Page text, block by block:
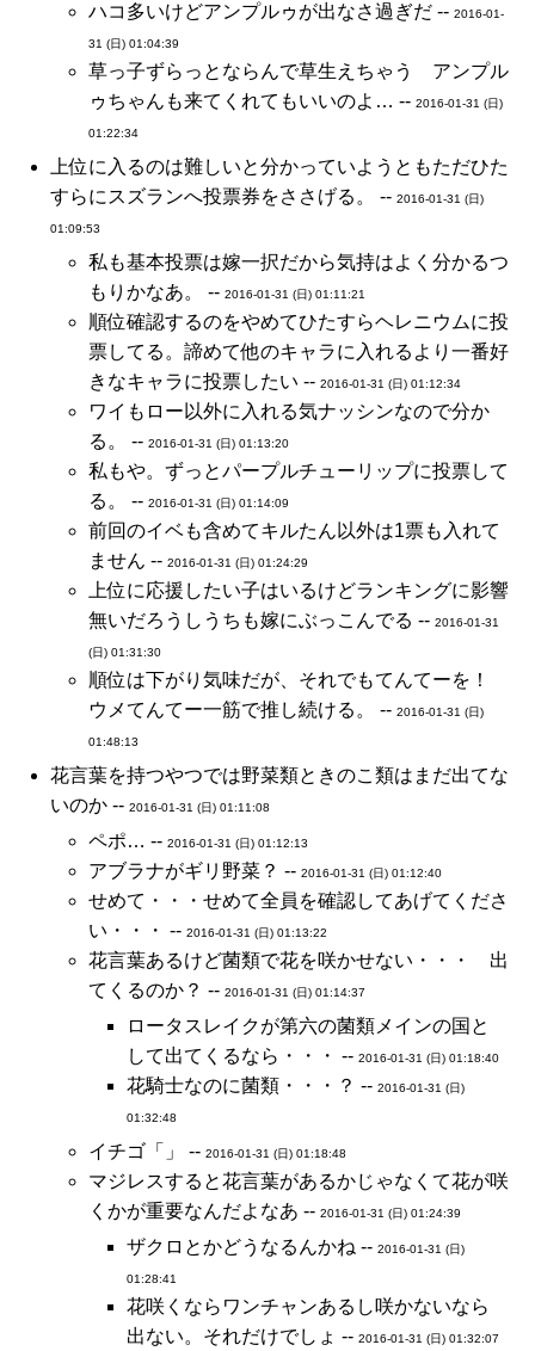
ハコ多いけどアンプルゥが出なさ過ぎだ -- 2016-01-
31 (日) 01:04:39
草っ子ずらっとならんで草生えちゃう アンプル
ゥちゃんも来てくれてもいいのよ… -- 2016-01-31 (日)
01:22:34
上位に入るのは難しいと分かっていようともただひた
すらにスズランへ投票券をささげる。 -- 2016-01-31 (日)
01:09:53
私も基本投票は嫁一択だから気持はよく分かるつ
もりかなあ。 -- 2016-01-31 (日) 01:11:21
順位確認するのをやめてひたすらヘレニウムに投
票してる。諦めて他のキャラに入れるより一番好
きなキャラに投票したい -- 2016-01-31 (日) 01:12:34
ワイもロー以外に入れる気ナッシンなので分か
る。 -- 2016-01-31 (日) 01:13:20
私もや。ずっとパープルチューリップに投票して
る。 -- 2016-01-31 (日) 01:14:09
前回のイベも含めてキルたん以外は1票も入れて
ません -- 2016-01-31 (日) 01:24:29
上位に応援したい子はいるけどランキングに影響
無いだろうしうちも嫁にぶっこんでる -- 2016-01-31
(日) 01:31:30
順位は下がり気味だが、それでもてんてーを！
ウメてんてー一筋で推し続ける。 -- 2016-01-31 (日)
01:48:13
花言葉を持つやつでは野菜類ときのこ類はまだ出てな
いのか -- 2016-01-31 (日) 01:11:08
ペポ… -- 2016-01-31 (日) 01:12:13
アブラナがギリ野菜？ -- 2016-01-31 (日) 01:12:40
せめて・・・せめて全員を確認してあげてくださ
い・・・ -- 2016-01-31 (日) 01:13:22
花言葉あるけど菌類で花を咲かせない・・・ 出
てくるのか？ -- 2016-01-31 (日) 01:14:37
ロータスレイクが第六の菌類メインの国と
して出てくるなら・・・ -- 2016-01-31 (日) 01:18:40
花騎士なのに菌類・・・？ -- 2016-01-31 (日)
01:32:48
イチゴ「」 -- 2016-01-31 (日) 01:18:48
マジレスすると花言葉があるかじゃなくて花が咲
くかが重要なんだよなあ -- 2016-01-31 (日) 01:24:39
ザクロとかどうなるんかね -- 2016-01-31 (日)
01:28:41
花咲くならワンチャンあるし咲かないなら
出ない。それだけでしょ -- 2016-01-31 (日) 01:32:07